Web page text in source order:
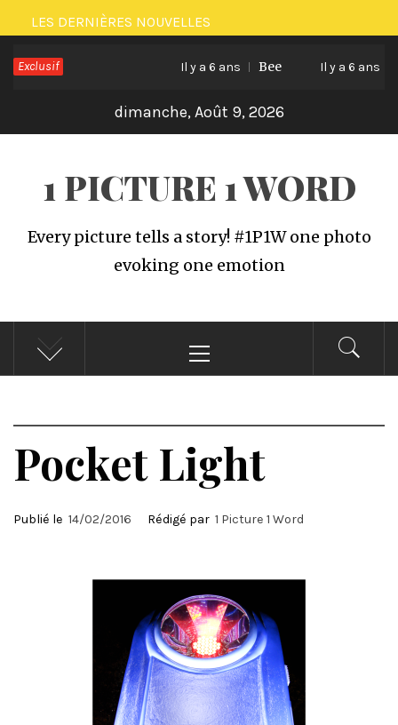
Passer
au
contenu
LES DERNIÈRES NOUVELLES
Exclusif Il y a 6 ans Bee Il y a 6 ans
dimanche, Août 9, 2026
1 PICTURE 1 WORD
Every picture tells a story! #1P1W one photo
evoking one emotion
principal
Pocket Light
Publié le 14/02/2016 Rédigé par 1 Picture 1 Word